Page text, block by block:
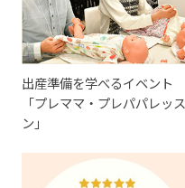
出産準備を学べるイベント
「プレママ・プレパパレッス
ン」